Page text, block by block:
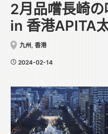
2月品嚐長崎
in 香港APITA
軍澳店
九州 , 香港
2024-02-14